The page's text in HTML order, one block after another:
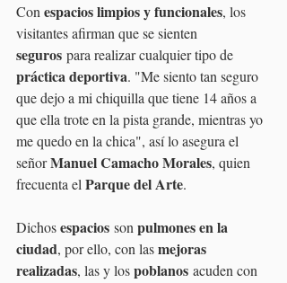
Con espacios limpios y funcionales, los
visitantes afirman que se sienten
seguros para realizar cualquier tipo de
práctica deportiva. "Me siento tan seguro
que dejo a mi chiquilla que tiene 14 años a
que ella trote en la pista grande, mientras yo
me quedo en la chica", así lo asegura el
señor Manuel Camacho Morales, quien
frecuenta el Parque del Arte.
Dichos espacios son pulmones en la
ciudad, por ello, con las mejoras
realizadas, las y los poblanos acuden con